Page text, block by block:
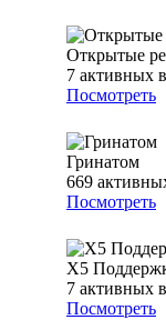
Открытые
7 активных
Посмотреть
Гринатом
669
Посмотреть
Х5
7 активных
Посмотреть